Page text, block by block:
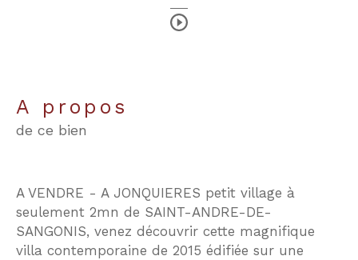
a propos
de ce bien
A VENDRE - A JONQUIERES petit village à
seulement 2mn de SAINT-ANDRE-DE-
SANGONIS, venez découvrir cette magnifique
villa contemporaine de 2015 édifiée sur une